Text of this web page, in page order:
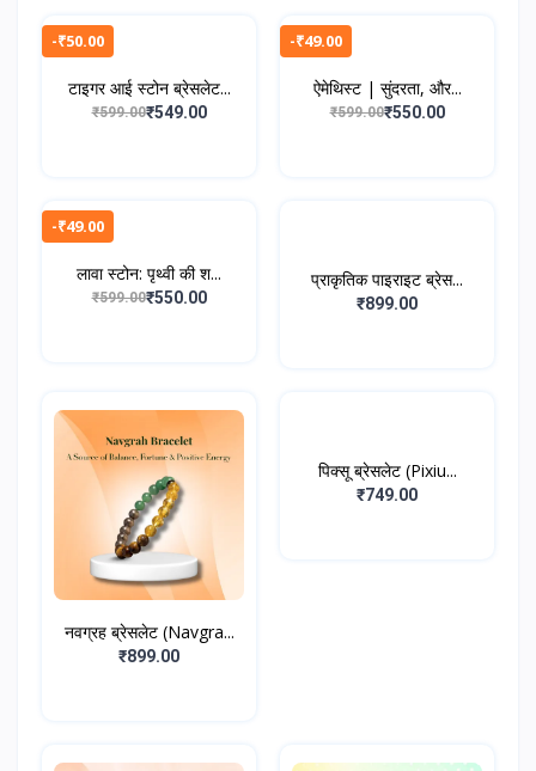
-₹50.00
टाइगर आई स्टोन ब्रेसलेट...
₹599.00₹549.00
-₹49.00
ऐमेथिस्ट | सुंदरता, और...
₹599.00₹550.00
-₹49.00
लावा स्टोन: पृथ्वी की श...
₹599.00₹550.00
प्राकृतिक पाइराइट ब्रेस...
₹899.00
नवग्रह ब्रेसलेट (Navgra...
₹899.00
पिक्सू ब्रेसलेट (Pixiu...
₹749.00